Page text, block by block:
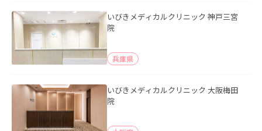
いびきメディカルクリニック 神戸三宮
院
兵庫県
いびきメディカルクリニック 大阪梅田
院